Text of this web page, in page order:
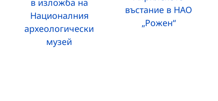
в изложба на
Националния
археологически
музей
въстание в НАО
„Рожен“